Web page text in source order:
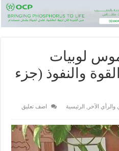
لوبيات
والنفوذ (جزء
والرأي الآخر الرئيسية
اضف تعليق